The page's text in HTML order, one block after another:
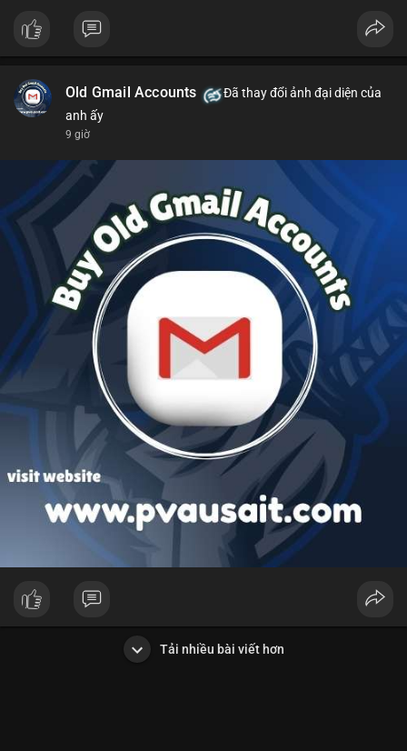
Old Gmail Accounts
Đã thay đổi ảnh đại diện của
anh ấy
9 giờ
Tải nhiều bài viết hơn